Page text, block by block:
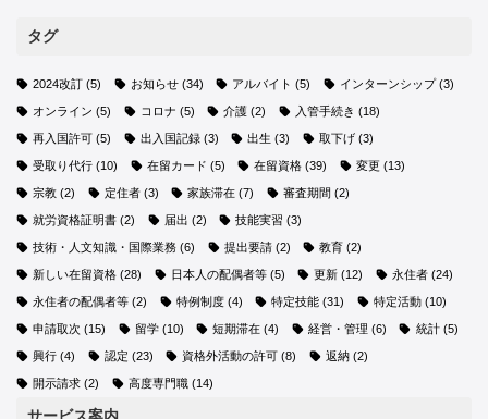
タグ
2024改訂 (5) お知らせ(34) アルバイト (5) インターンシップ(3)
オンライン (5) コロナ (5) 介護 (2) 入管手続き (18)
再入国許可 (5) 出入国記録(3) 出生 (3) 取下げ(3)
受取り代行 (10) 在留カード (5) 在留資格 (39) 変更 (13)
宗教 (2) 定住者(3) 家族滞在 (7) 審査期間 (2)
就労資格証明書 (2) 届出 (2) 技能実習 (3)
技術・人文知識・国際業務 (6) 提出要請(2) 教育 (2)
新しい在留資格 (28) 日本人の配偶者等(5) 更新 (12) 永住者(24)
永住者の配偶者等 (2) 特例制度(4) 特定技能 (31) 特定活動(10)
申請取次 (15) 留学(10) 短期滞在 (4) 経営・管理 (6) 統計(5)
興行 (4) 認定 (23) 資格外活動の許可 (8) 返納(2)
開示請求 (2) 高度専門職(14)